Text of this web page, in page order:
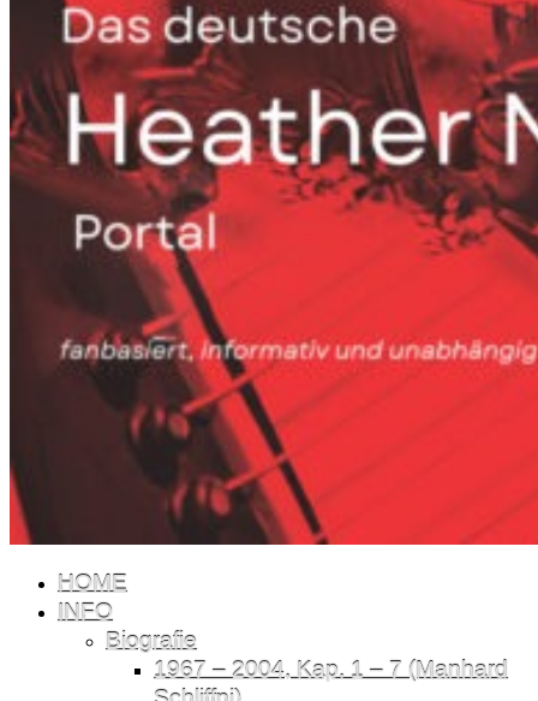
HOME
INFO
Biografie
1967 – 2004, Kap. 1 – 7 (Manhard